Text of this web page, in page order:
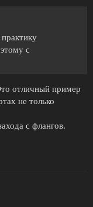
с
отличный пример
не только
с флангов.